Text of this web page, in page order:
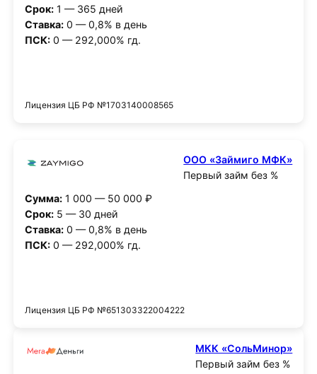
Срок:1 — 365 дней
Ставка:0 — 0,8% в день
ПСК:0 — 292,000% гд.
Лицензия ЦБ РФ №1703140008565
ООО «Займиго МФК»
Первый займ без %
Сумма:1 000 — 50 000 ₽
Срок:5 — 30 дней
Ставка:0 — 0,8% в день
ПСК:0 — 292,000% гд.
Лицензия ЦБ РФ №651303322004222
МКК «СольМинор»
Первый займ без %